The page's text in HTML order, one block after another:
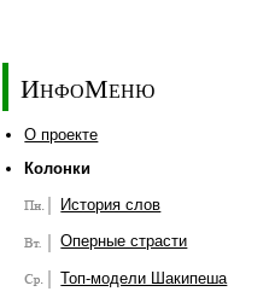
ИнфоМеню
О проекте
Колонки
История слов
Оперные страсти
Топ-модели Шакипеша